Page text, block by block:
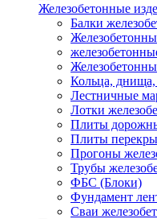
Железобетонные
Балки
Кольца,
Лестничные
Лотки
Плиты
Плиты
Прогоны
Трубы
ФБС (Блоки)
Фундамент
Сваи